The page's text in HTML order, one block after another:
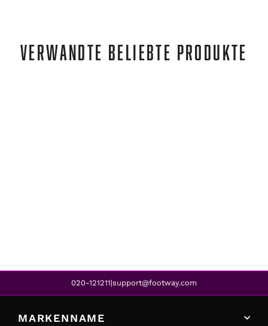
VERWANDTE BELIEBTE PRODUKTE
020-121211|support@footway.com
MARKENNAME